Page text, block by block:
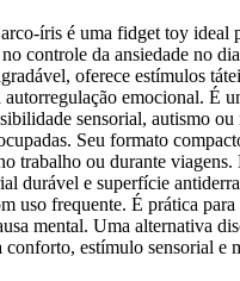
íris é uma fidget toy ideal
no controle da ansiedade no
oferece estímulos
autorregulação emocional. É
sensorial, autismo ou
Seu formato
trabalho ou durante viagens.
durável e superfície
uso frequente. É prática
mental. Uma alternativa
conforto, estímulo sensorial e